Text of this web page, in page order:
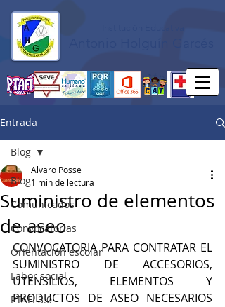
Entrada
Blog
Comunicados
Convocatorias
Orientación escolar
Labor social
PTAFI 3.0
Blog
Suministro de elementos
de aseo
Alvaro Posse
1 min de lectura
CONVOCATORIA PARA CONTRATAR EL
SUMINISTRO DE ACCESORIOS,
UTENSILIOS, ELEMENTOS Y
PRODUCTOS DE ASEO NECESARIOS